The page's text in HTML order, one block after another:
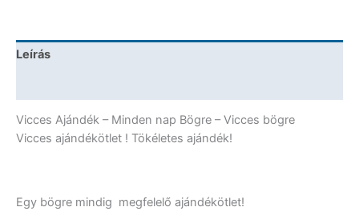
Leírás
Vicces Ajándék – Minden nap Bögre – Vicces bögre
Vicces ajándékötlet ! Tökéletes ajándék!
Egy bögre mindig megfelelő ajándékötlet!